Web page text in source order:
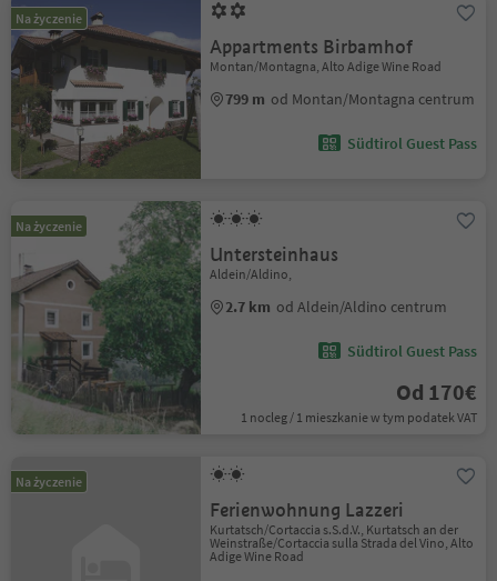
Na życzenie
Appartments Birbamhof
Montan/Montagna, Alto Adige Wine Road
799 m od Montan/Montagna centrum
Südtirol Guest Pass
Na życzenie
Untersteinhaus
Aldein/Aldino,
2.7 km od Aldein/Aldino centrum
Südtirol Guest Pass
Od 170€
1 nocleg / 1 mieszkanie w tym podatek VAT
Na życzenie
Ferienwohnung Lazzeri
Kurtatsch/Cortaccia s.S.d.V., Kurtatsch an der
Weinstraße/Cortaccia sulla Strada del Vino, Alto
Adige Wine Road